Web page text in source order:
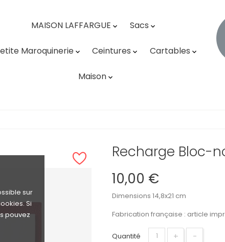
sur
Si
pouvez
MAISON LAFFARGUE  Sacs 
Maroquinerie  Ceintures  Cartables 
Maison 
Recharge Bloc-
10,00 €
Dimensions 14,8x21 cm
Fabrication française : article
Quantité + −